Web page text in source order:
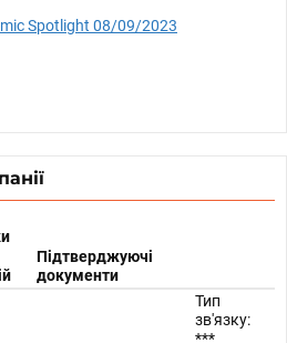
Spotlight 08/09/2023
Підтверджуючі
документи
Тип
зв'язку:
***